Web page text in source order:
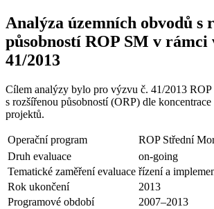
Analýza územních obvodů s
působností ROP SM v rámci
41/2013
Cílem analýzy bylo pro výzvu č. 41/2013
s rozšířenou působností (ORP) dle
projektů.
Operační program
ROP Střední
Druh evaluace
on-going
Tematické zaměření evaluace řízení a
Rok ukončení
2013
Programové období
2007–2013